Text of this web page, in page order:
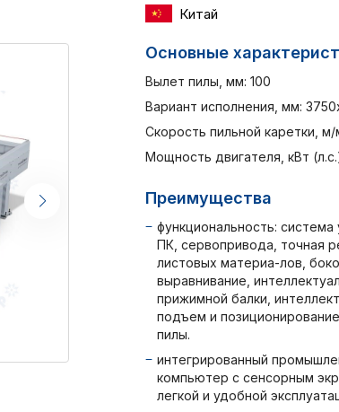
Китай
Основные
Вылет пилы, мм: 100
Вариант исполнения, мм:
Скорость пильной каретки, м/
Мощность двигателя, кВт
Преимущества
функциональность: система
ПК, сервопривода, точная
листовых материа-лов,
выравнивание,
прижимной балки,
подъем и
пилы.
интегрированный
компьютер с сенсорным
легкой и удобной